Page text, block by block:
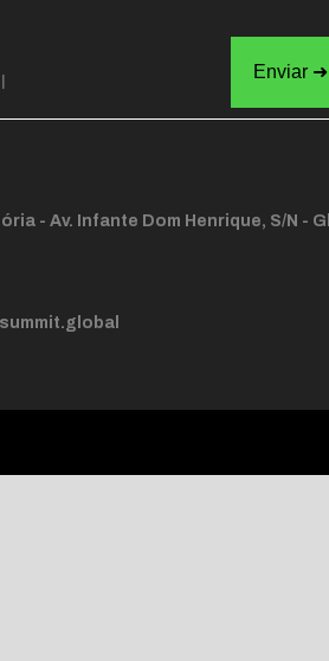
- Av. Infante Dom Henrique, S/N -